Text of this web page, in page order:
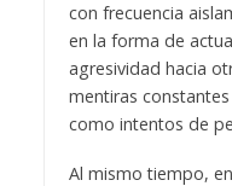
con frecuencia
en la forma de
agresividad hacia
mentiras
como intentos de
Al mismo tiempo,